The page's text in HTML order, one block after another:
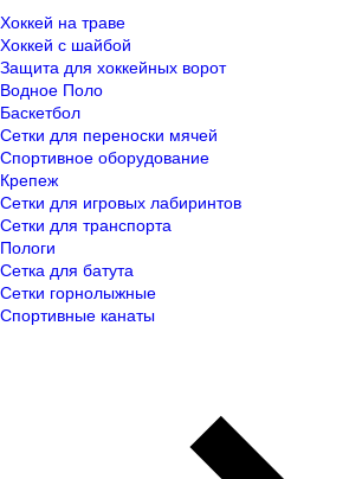
Хоккей на траве
Хоккей с шайбой
Защита для хоккейных ворот
Водное Поло
Баскетбол
Сетки для переноски мячей
Спортивное оборудование
Крепеж
Сетки для игровых лабиринтов
Сетки для транспорта
Пологи
Сетка для батута
Сетки горнолыжные
Спортивные канаты